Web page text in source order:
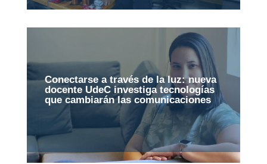
Conectarse a través de la luz: nueva
docente UdeC investiga tecnologías
que cambiarán las comunicaciones